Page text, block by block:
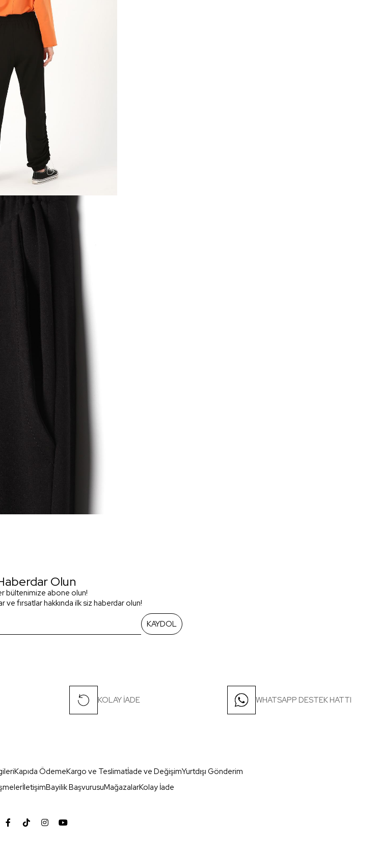
Olun
bültenimize abone olun!
ve fırsatlar hakkında ilk siz haberdar olun!
KAYDOL
KOLAY İADE WHATSAPP DESTEK HATTI
Kapıda ÖdemeKargo ve Teslimatİade ve DeğişimYurtdışı Gönderim
İletişimBayilik BaşvurusuMağazalarKolay İade